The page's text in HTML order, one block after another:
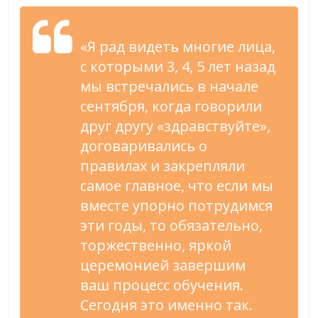
«Я рад видеть многие лица,
с которыми 3, 4, 5 лет назад
мы встречались в начале
сентября, когда говорили
друг другу «здравствуйте»,
договаривались о
правилах и закрепляли
самое главное, что если мы
вместе упорно потрудимся
эти годы, то обязательно,
торжественно, яркой
церемонией завершим
ваш процесс обучения.
Сегодня это именно так.